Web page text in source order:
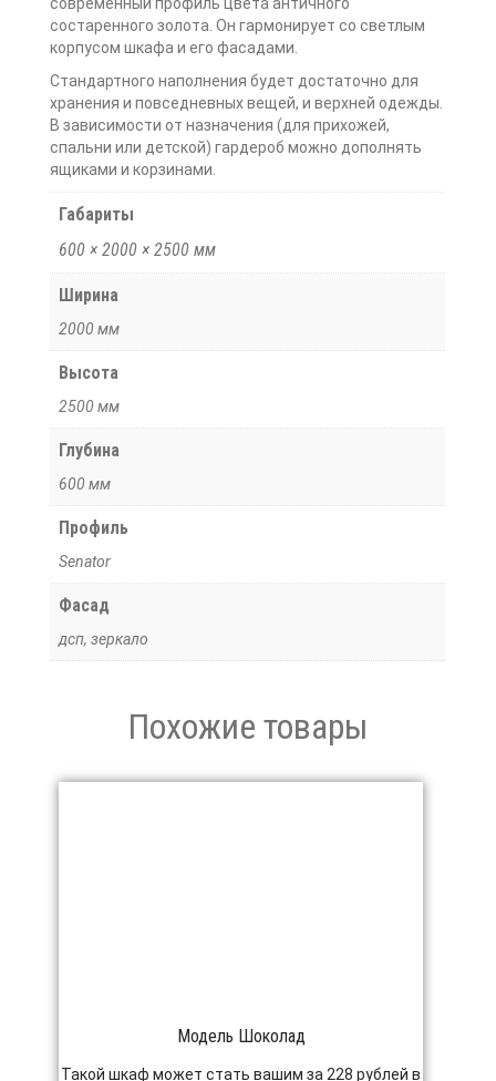
состаренного золота. Он гармонирует со светлым
корпусом шкафа и его фасадами.
Стандартного наполнения будет достаточно для
хранения и повседневных вещей, и верхней одежды.
В зависимости от назначения (для прихожей,
спальни или детской) гардероб можно дополнять
ящиками и корзинами.
Габариты
600 × 2000 × 2500 мм
Ширина
2000 мм
Высота
2500 мм
Глубина
600 мм
Профиль
Senator
Фасад
дсп, зеркало
Похожие товары
Модель Шоколад
Такой шкаф может стать вашим за 228 рублей в